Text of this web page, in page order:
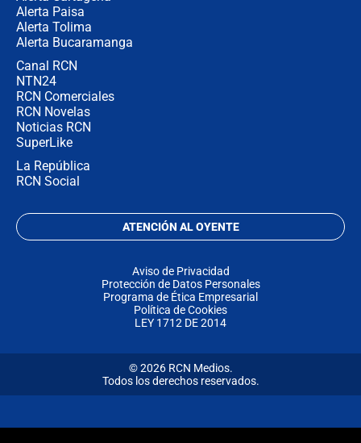
Alerta Paisa
Alerta Tolima
Alerta Bucaramanga
Canal RCN
NTN24
RCN Comerciales
RCN Novelas
Noticias RCN
SuperLike
La República
RCN Social
ATENCIÓN AL OYENTE
Aviso de Privacidad
Protección de Datos Personales
Programa de Ética Empresarial
Política de Cookies
LEY 1712 DE 2014
© 2026 RCN Medios.
Todos los derechos reservados.